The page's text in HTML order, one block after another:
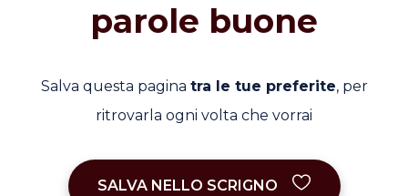
parole buone
Salva questa pagina tra le tue preferite, per
ritrovarla ogni volta che vorrai
SALVA NELLO SCRIGNO